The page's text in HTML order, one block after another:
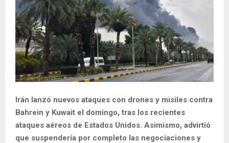
Irán lanzó nuevos ataques con drones y misiles contra
Bahrein y Kuwait el domingo, tras los recientes
ataques aéreos de Estados Unidos. Asimismo, advirtió
que suspendería por completo las negociaciones y